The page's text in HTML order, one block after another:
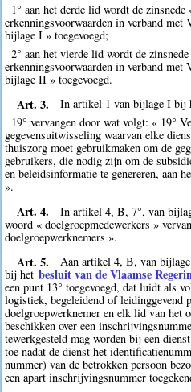
1° aan het derde lid wordt de zinsnede
erkenningsvoorwaarden in verband
bijlage I » toegevoegd;
2° aan het vierde lid wordt de
erkenningsvoorwaarden in verband
bijlage II » toegevoegd.
Art. 3.
In artikel 1 van bijlage I bij
19° vervangen door wat volgt: « 19°
gegevensuitwisseling waarvan elke
thuiszorg moet gebruikmaken om de
gebruikers, die nodig zijn om de
en beleidsinformatie te genereren, aan
».
Art. 4.
In artikel 4, B, 7°, van
woord « doelgroepmedewerkers »
doelgroepwerknemers ».
Art. 5.
Aan artikel 4, B, van
bij het besluit van de Vlaamse
een punt 13° toegevoegd, dat luidt als
logistiek, begeleidend of leidinggevend
doelgroepwerknemer en elk lid van het
beschikken over een
tewerkgesteld mag worden bij een
toe nadat de dienst het
nummer) van de betrokken persoon
een apart inschrijvingsnummer